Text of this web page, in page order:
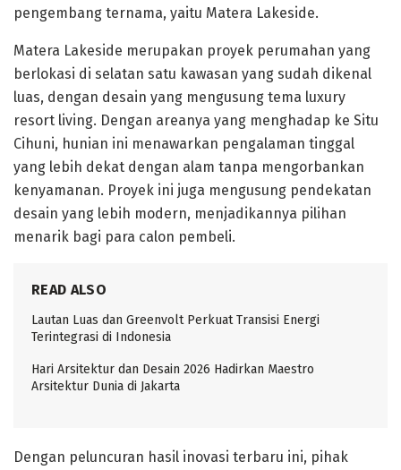
pengembang ternama, yaitu Matera Lakeside.
Matera Lakeside merupakan proyek perumahan yang
berlokasi di selatan satu kawasan yang sudah dikenal
luas, dengan desain yang mengusung tema luxury
resort living. Dengan areanya yang menghadap ke Situ
Cihuni, hunian ini menawarkan pengalaman tinggal
yang lebih dekat dengan alam tanpa mengorbankan
kenyamanan. Proyek ini juga mengusung pendekatan
desain yang lebih modern, menjadikannya pilihan
menarik bagi para calon pembeli.
READ ALSO
Lautan Luas dan Greenvolt Perkuat Transisi Energi
Terintegrasi di Indonesia
Hari Arsitektur dan Desain 2026 Hadirkan Maestro
Arsitektur Dunia di Jakarta
Dengan peluncuran hasil inovasi terbaru ini, pihak